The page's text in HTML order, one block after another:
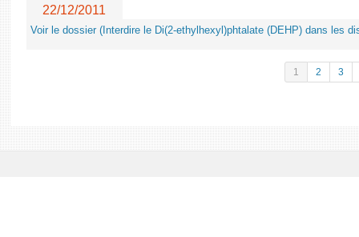
22/12/2011
Voir le dossier (Interdire le Di(2-ethylhexyl)phtalate (DEHP) dans les
1 2 3